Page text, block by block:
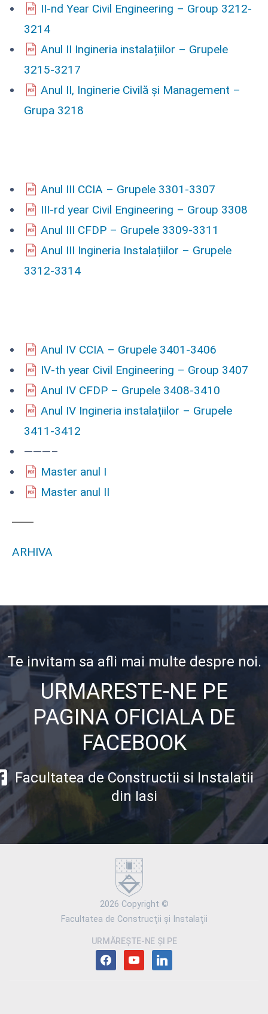
II-nd Year Civil Engineering – Group 3212-
3214
Anul II Ingineria instalațiilor – Grupele
3215-3217
Anul II, Inginerie Civilă și Management –
Grupa 3218
Anul III CCIA – Grupele 3301-3307
III-rd year Civil Engineering – Group 3308
Anul III CFDP – Grupele 3309-3311
Anul III Ingineria Instalațiilor – Grupele
3312-3314
Anul IV CCIA – Grupele 3401-3406
IV-th year Civil Engineering – Group 3407
Anul IV CFDP – Grupele 3408-3410
Anul IV Ingineria instalațiilor – Grupele
3411-3412
———–
Master anul I
Master anul II
ARHIVA
Te invitam sa afli mai multe despre noi.
URMARESTE-NE PE
PAGINA OFICIALA DE
FACEBOOK
Facultatea de Constructii si Instalatii
din Iasi
2026 Copyright ©
Facultatea de Construcţii şi Instalaţii
URMĂREȘTE-NE ȘI PE
facebookyoutubelinkedin